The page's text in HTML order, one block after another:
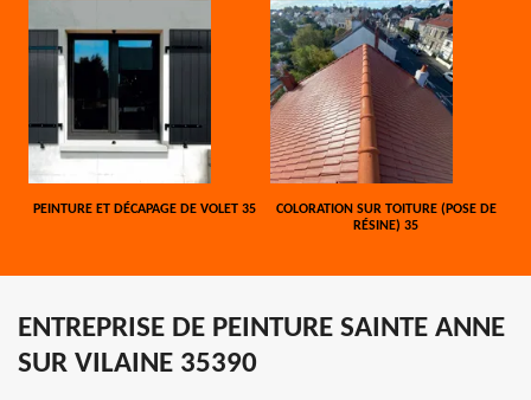
PEINTURE ET DÉCAPAGE DE VOLET 35
COLORATION SUR TOITURE (POSE DE
RÉSINE) 35
ENTREPRISE DE PEINTURE SAINTE ANNE
SUR VILAINE 35390